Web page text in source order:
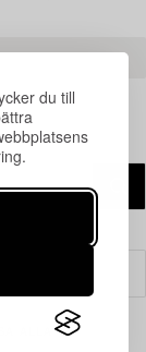
du till